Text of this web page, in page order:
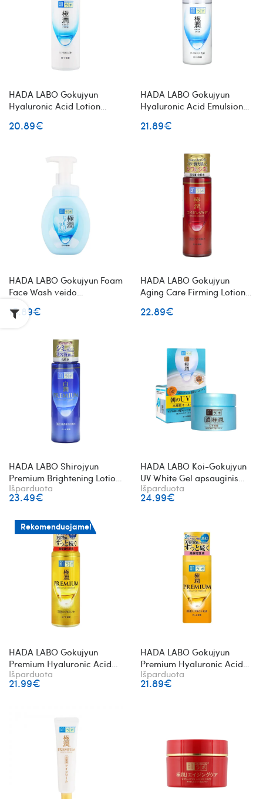
HADA LABO Gokujyun
Hyaluronic Acid Lotion
hialurono rūgštimi
20.89€
HADA LABO Gokujyun
Hyaluronic Acid Emulsion
rūgštimi
21.89€
HADA LABO Gokujyun Foam
Face Wash veido
15.89€
HADA LABO Gokujyun
Aging Care Firming Lotion
22.89€
HADA LABO Shirojyun
Premium Brightening Lotion
skaistinantis veido losjonas
Išparduota
23.49€
HADA LABO Koi-Gokujyun
UV White Gel apsauginis
gelis nuo saulės SPF50+
PA++++
Išparduota
24.99€
Rekomenduojame!
HADA LABO Gokujyun
Premium Hyaluronic Acid
Lotion premium veido
losjonas su hialurono
Išparduota
21.99€
HADA LABO Gokujyun
Premium Hyaluronic Acid
Emulsion premium veido
emulsija su hialurono
Išparduota
21.89€